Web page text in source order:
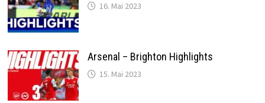
16. Mai 2023
Arsenal – Brighton Highlights
15. Mai 2023